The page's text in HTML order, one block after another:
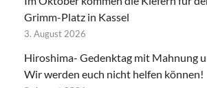
Grimm-Platz in Kassel
3. August 2026
Hiroshima- Gedenktag mit Mahnung
Wir werden euch nicht helfen können!